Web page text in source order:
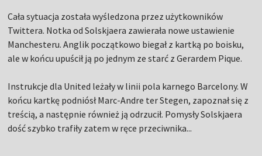
Cała sytuacja została wyśledzona przez użytkowników
Twittera. Notka od Solskjaera zawierała nowe ustawienie
Manchesteru. Anglik początkowo biegał z kartką po boisku,
ale w końcu upuścił ją po jednym ze starć z Gerardem Pique.
Instrukcje dla United leżały w linii pola karnego Barcelony. W
końcu kartkę podniósł Marc-Andre ter Stegen, zapoznał się z
treścią, a następnie również ją odrzucił. Pomysły Solskjaera
dość szybko trafiły zatem w ręce przeciwnika...